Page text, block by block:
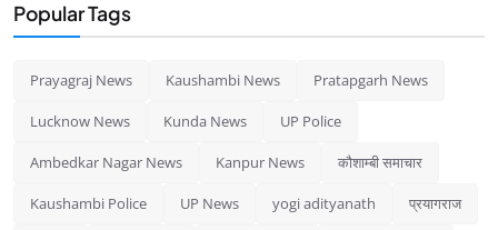
Popular Tags
Prayagraj News Kaushambi News Pratapgarh News
Lucknow News Kunda News UP Police
Ambedkar Nagar News Kanpur News कौशाम्बी समाचार
Kaushambi Police UP News yogi adityanath प्रयागराज